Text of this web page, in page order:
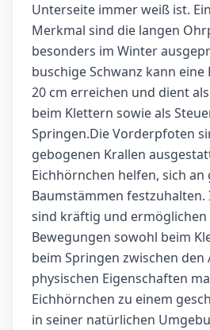
Unterseite immer weiß ist.
Merkmal sind die langen
besonders im Winter
buschige Schwanz kann eine
20 cm erreichen und dient
beim Klettern sowie als
Springen.Die Vorderpfoten
gebogenen Krallen
Eichhörnchen helfen, sich an
Baumstämmen
sind kräftig und ermöglichen
Bewegungen sowohl beim
beim Springen zwischen den
physischen Eigenschaften
Eichhörnchen zu einem
in seiner natürlichen